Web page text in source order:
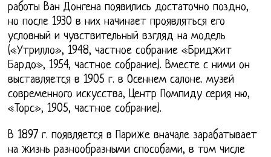
работы Ван Донгена появились достаточно поздно,
но после 1930 в них начинает проявляться его
условный и чувствительный взгляд на модель
(«Утрилло», 1948, частное собрание «Бриджит
Бардо», 1954, частное собрание). Вместе с ними он
выставляется в 1905 г. в Осеннем салоне. музей
современного искусства, Центр Помпиду серия ню,
«Торс», 1905, частное собрание).
В 1897 г. появляется в Париже вначале зарабатывает
на жизнь разнообразными способами, в том числе